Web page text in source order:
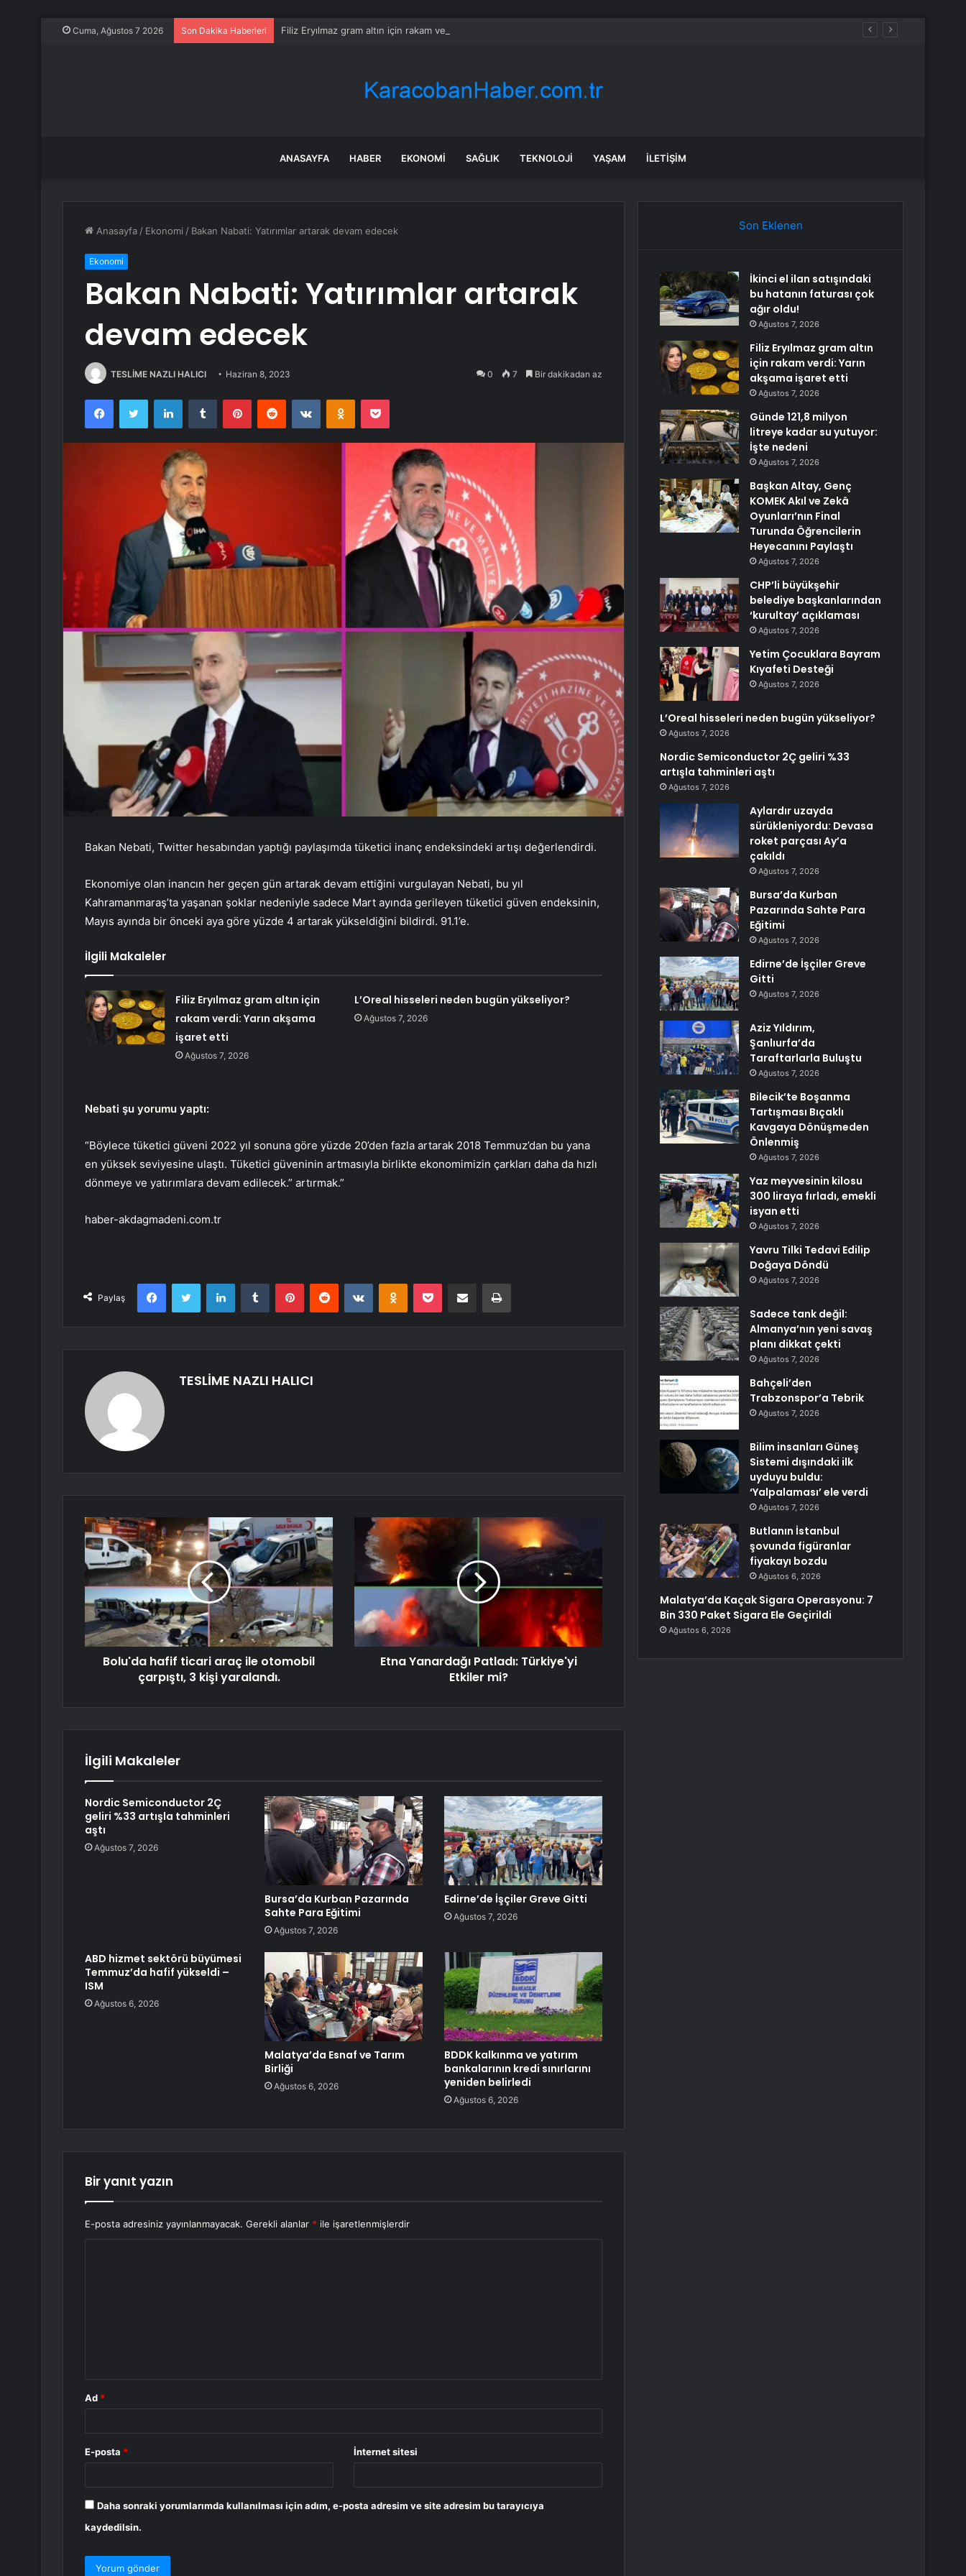
Cuma, Ağustos 7 2026 Son Dakika Haberleri Filiz Eryılmaz gram altın için rakam verdi: Yarın akşama işaret etti
ANASAYFA HABER EKONOMI SAĞLIK TEKNOLOJI YAŞAM İLETIŞIM
Anasayfa / Ekonomi / Bakan Nabati: Yatırımlar artarak devam edecek
Ekonomi
Bakan Nabati: Yatırımlar artarak
devam edecek
TESLİME NAZLI HALICI Haziran 8, 2023 0 7 Bir dakikadan az
FacebookTwitter LinkedInTumblr PinterestReddit VKontakteOdnoklassniki
Pocket
Bakan Nebati, Twitter hesabından yaptığı paylaşımda tüketici inanç endeksindeki artışı değerlendirdi.
Ekonomiye olan inancın her geçen gün artarak devam ettiğini vurgulayan Nebati, bu yıl
Kahramanmaraş’ta yaşanan şoklar nedeniyle sadece Mart ayında gerileyen tüketici güven endeksinin,
Mayıs ayında bir önceki aya göre yüzde 4 artarak yükseldiğini bildirdi. 91.1’e.
İlgili Makaleler
Filiz Eryılmaz gram altın için
rakam verdi: Yarın akşama
işaret etti
Ağustos 7, 2026
L’Oreal hisseleri neden bugün yükseliyor?
Ağustos 7, 2026
Nebati şu yorumu yaptı:
“Böylece tüketici güveni 2022 yıl sonuna göre yüzde 20’den fazla artarak 2018 Temmuz’dan bu yana
en yüksek seviyesine ulaştı. Tüketici güveninin artmasıyla birlikte ekonomimizin çarkları daha da hızlı
dönmeye ve yatırımlara devam edilecek.” artırmak.”
haber-akdagmadeni.com.tr
Paylaş
FacebookTwitter LinkedInTumblr PinterestReddit VKontakteOdnoklassniki
Pocket E-Posta ile paylaş Yazdır
TESLİME NAZLI HALICI
Bolu'da hafif ticari araç ile otomobil
çarpıştı, 3 kişi yaralandı.
Etna Yanardağı Patladı: Türkiye'yi
Etkiler mi?
İlgili Makaleler
Nordic Semiconductor 2Ç
geliri %33 artışla tahminleri
aştı
Ağustos 7, 2026
Bursa’da Kurban Pazarında
Sahte Para Eğitimi
Ağustos 7, 2026
Edirne’de İşçiler Greve Gitti
Ağustos 7, 2026
ABD hizmet sektörü büyümesi
Temmuz’da hafif yükseldi –
ISM
Ağustos 6, 2026
Malatya’da Esnaf ve Tarım
Birliği
Ağustos 6, 2026
BDDK kalkınma ve yatırım
bankalarının kredi sınırlarını
yeniden belirledi
Ağustos 6, 2026
Bir yanıt yazın
E-posta adresiniz yayınlanmayacak. Gerekli alanlar * ile işaretlenmişlerdir
Ad *
E-posta * İnternet sitesi
Daha sonraki yorumlarımda kullanılması için adım, e-posta adresim ve site adresim bu tarayıcıya
kaydedilsin.
Son Eklenen
İkinci el ilan satışındaki
bu hatanın faturası çok
ağır oldu!
Ağustos 7, 2026
Filiz Eryılmaz gram altın
için rakam verdi: Yarın
akşama işaret etti
Ağustos 7, 2026
Günde 121,8 milyon
litreye kadar su yutuyor:
İşte nedeni
Ağustos 7, 2026
Başkan Altay, Genç
KOMEK Akıl ve Zekâ
Oyunları’nın Final
Turunda Öğrencilerin
Heyecanını Paylaştı
Ağustos 7, 2026
CHP’li büyükşehir
belediye başkanlarından
‘kurultay’ açıklaması
Ağustos 7, 2026
Yetim Çocuklara Bayram
Kıyafeti Desteği
Ağustos 7, 2026
L’Oreal hisseleri neden bugün yükseliyor?
Ağustos 7, 2026
Nordic Semiconductor 2Ç geliri %33
artışla tahminleri aştı
Ağustos 7, 2026
Aylardır uzayda
sürükleniyordu: Devasa
roket parçası Ay’a
çakıldı
Ağustos 7, 2026
Bursa’da Kurban
Pazarında Sahte Para
Eğitimi
Ağustos 7, 2026
Edirne’de İşçiler Greve
Gitti
Ağustos 7, 2026
Aziz Yıldırım,
Şanlıurfa’da
Taraftarlarla Buluştu
Ağustos 7, 2026
Bilecik’te Boşanma
Tartışması Bıçaklı
Kavgaya Dönüşmeden
Önlenmiş
Ağustos 7, 2026
Yaz meyvesinin kilosu
300 liraya fırladı, emekli
isyan etti
Ağustos 7, 2026
Yavru Tilki Tedavi Edilip
Doğaya Döndü
Ağustos 7, 2026
Sadece tank değil:
Almanya’nın yeni savaş
planı dikkat çekti
Ağustos 7, 2026
Bahçeli’den
Trabzonspor’a Tebrik
Ağustos 7, 2026
Bilim insanları Güneş
Sistemi dışındaki ilk
uyduyu buldu:
‘Yalpalaması’ ele verdi
Ağustos 7, 2026
Butlanın İstanbul
şovunda figüranlar
fiyakayı bozdu
Ağustos 6, 2026
Malatya’da Kaçak Sigara Operasyonu: 7
Bin 330 Paket Sigara Ele Geçirildi
Ağustos 6, 2026